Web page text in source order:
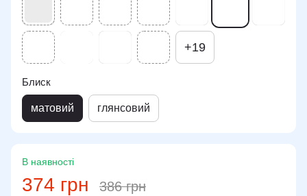
+19
Блиск
матовий глянсовий
В наявності
374 грн 386 грн